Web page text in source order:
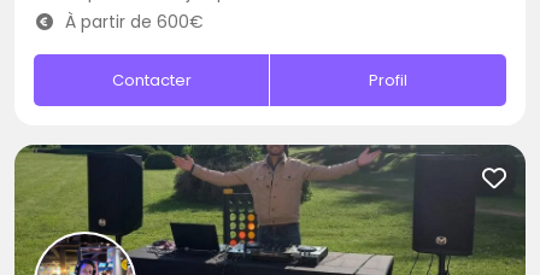
À partir de 600€
Contacter Profil